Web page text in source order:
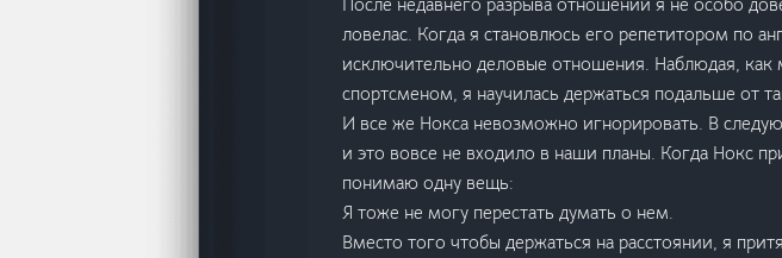
ловелас. Когда я становлюсь его репетитором по
исключительно деловые отношения. Наблюдая,
спортсменом, я научилась держаться подальше от
И все же Нокса невозможно игнорировать. В
и это вовсе не входило в наши планы. Когда Нокс
понимаю одну вещь:
Я тоже не могу перестать думать о нем.
Вместо того чтобы держаться на расстоянии, я